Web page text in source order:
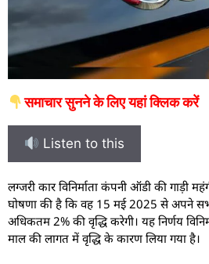
समाचार सुनने के लिए यहां क्लिक करें
Listen to this
लग्जरी कार विनिर्माता कंपनी ऑडी की गाड़ी
घोषणा की है कि वह 15 मई 2025 से अपने
अधिकतम 2% की वृद्धि करेगी। यह निर्णय
माल की लागत में वृद्धि के कारण लिया गया है।